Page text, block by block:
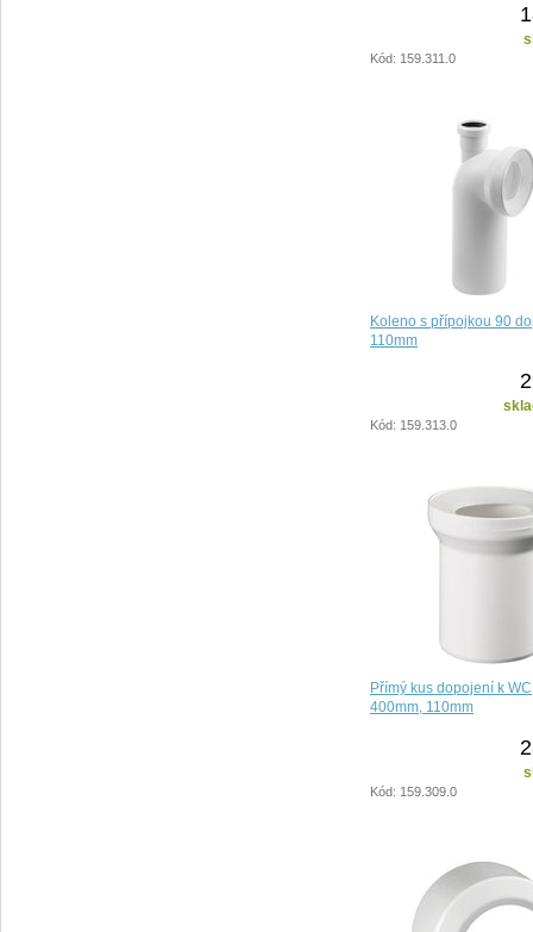
Kód: 159.311.0
Koleno s přípojkou 90
110mm
Kód: 159.313.0
Přímý kus dopojení k
400mm, 110mm
Kód: 159.309.0